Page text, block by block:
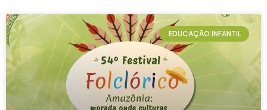
EDUCAÇÃO INFANTIL